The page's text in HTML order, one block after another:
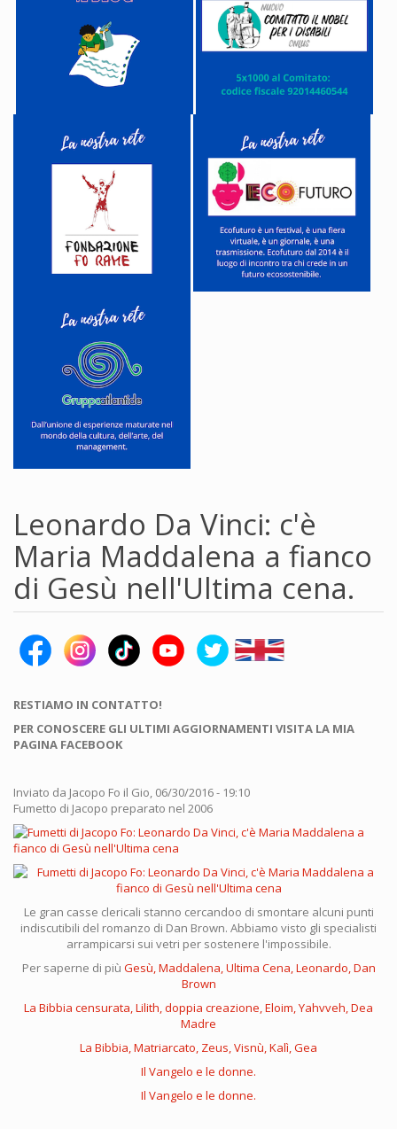
Leonardo Da Vinci: c'è
Maria Maddalena a fianco
di Gesù nell'Ultima cena.
RESTIAMO IN CONTATTO!
PER CONOSCERE GLI ULTIMI AGGIORNAMENTI VISITA LA MIA
PAGINA FACEBOOK
Inviato da Jacopo Fo il Gio, 06/30/2016 - 19:10
Fumetto di Jacopo preparato nel 2006
Le gran casse clericali stanno cercandoo di smontare alcuni punti
indiscutibili del romanzo di Dan Brown. Abbiamo visto gli specialisti
arrampicarsi sui vetri per sostenere l'impossibile.
Per saperne di più Gesù, Maddalena, Ultima Cena, Leonardo, Dan
Brown
La Bibbia censurata, Lilith, doppia creazione, Eloim, Yahvveh, Dea
Madre
La Bibbia, Matriarcato, Zeus, Visnù, Kalì, Gea
Il Vangelo e le donne.
Il Vangelo e le donne.